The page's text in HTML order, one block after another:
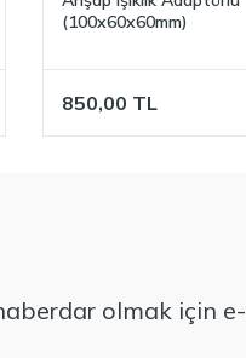
(100x60x60mm)
850,00 TL
olmak için e-